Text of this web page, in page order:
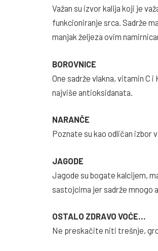
Važan su izvor kalija koji je
funkcioniranje srca. Sadrže
manjak željeza ovim
BOROVNICE
One sadrže vlakna, vitamin C
najviše antioksidanata.
NARANČE
Poznate su kao odličan izbor
JAGODE
Jagode su bogate kalcijem,
sastojcima jer sadrže mnogo
OSTALO ZDRAVO VOĆE…
Ne preskačite niti trešnje,